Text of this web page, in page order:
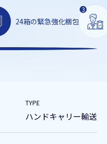
24箱の緊急強化梱包
TYPE
ハンドキャリー輸送